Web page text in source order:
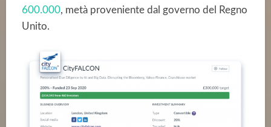
600.000, metà proveniente dal governo del Regno
Unito.